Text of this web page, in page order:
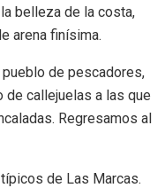
belleza de la costa,
arena finísima.
de pescadores,
de callejuelas a las que
Regresamos al
de Las Marcas.